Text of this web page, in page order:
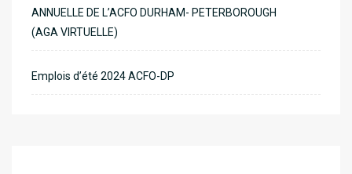
ANNUELLE DE L’ACFO DURHAM- PETERBOROUGH
(AGA VIRTUELLE)
Emplois d’été 2024 ACFO-DP